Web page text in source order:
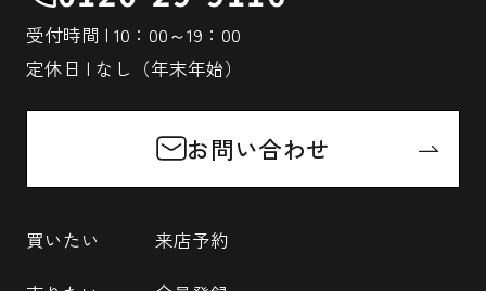
受付時間 | 10：00～19：00
定休日 | なし（年末年始）
お問い合わせ
買いたい 来店予約